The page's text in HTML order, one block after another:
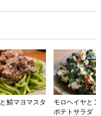
鯖マヨマスタ
モロヘイヤと
ポテトサラダ